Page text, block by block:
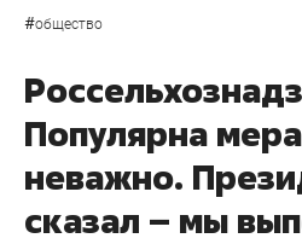
#общество
Популярна
неважно.
сказал – мы